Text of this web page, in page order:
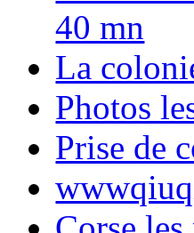
40 mn
La
Photos
Prise de